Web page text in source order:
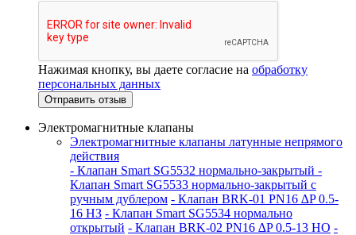
Нажимая кнопку, вы даете согласие на обработку
персональных данных
Отправить отзыв
Электромагнитные клапаны
Электромагнитные клапаны латунные непрямого
действия
- Клапан Smart SG5532 нормально-закрытый -
Клапан Smart SG5533 нормально-закрытый с
ручным дублером - Клапан BRK-01 PN16 ∆P 0.5-
16 НЗ - Клапан Smart SG5534 нормально
открытый - Клапан BRK-02 PN16 ∆P 0.5-13 НО -